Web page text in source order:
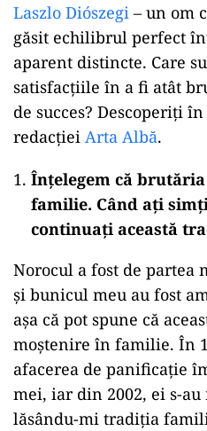
Laszlo Diószegi – un om
găsit echilibrul perfect
aparent distincte. Care
satisfacțiile în a fi atât
de succes? Descoperiți
redacției Arta Albă.
Înțelegem că brutăria
familie. Când ați
continuați această
Norocul a fost de partea
și bunicul meu au fost
așa că pot spune că
moștenire în familie. În
afacerea de panificație
mei, iar din 2002, ei s-
lăsându-mi tradiția